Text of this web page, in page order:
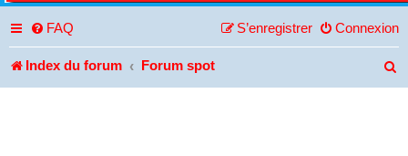
FAQ Connexion
S’enregistrer
Index du forum Forum spot